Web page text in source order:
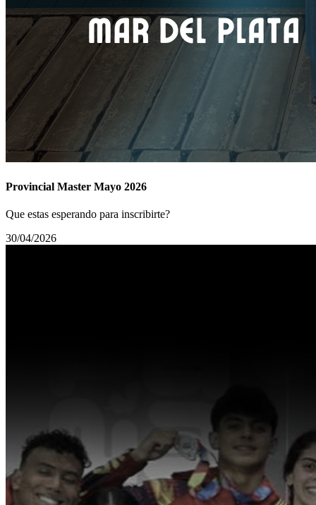
Provincial Master Mayo 2026
Que estas esperando para inscribirte?
30/04/2026